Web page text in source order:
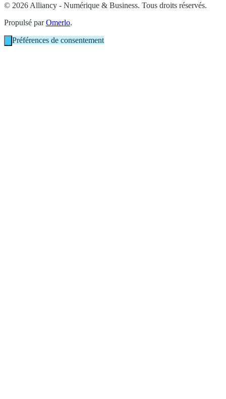
© 2026 Alliancy - Numérique & Business. Tous droits réservés.
Propulsé parOmerlo.
Préférences de consentement